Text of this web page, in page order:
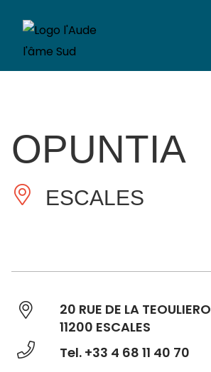
OPUNTIA
ESCALES
20 RUE DE LA TEOULIERO
11200 ESCALES
Tel. +33 4 68 11 40 70